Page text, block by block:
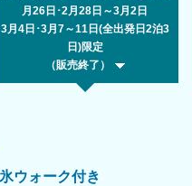
月26日･2月28日～3月2日
3月4日･3月7～11日(全出発日2泊3
日)限定
（販売終了）
ウォーク付き